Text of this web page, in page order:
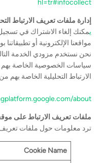
hl=tr#infocollect
إدارة ملفات تعريف الارتباط
يمكنك إلغاء الاشتراك في
مواقعنا الإلكترونية أو
نحن نستخدم مزودي الخدمة
سياسات الخصوصية الخاصة بهم
الارتباط التحليلية الخاصة بهم
about/
ملفات تعريف الارتباط على
ترد معلومات حول ملفات تعريف
Cookie Name